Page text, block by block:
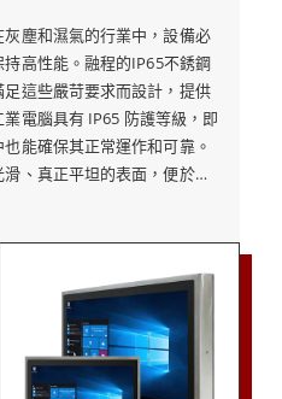
塵和濕氣的行業中，設備必
高性能。融程的IP65不銹鋼
這些嚴苛要求而設計，提供
電腦具有 IP65 防護等級，即
能確保其正常運作和可靠。
、真正平坦的表面，便於清
術也能提供可靠的交互，從
外，M12 連接器的加入確保
系統和超低功耗有助於設備
能組合使 融程的IP65不銹鋼
於各種工業應用的多功能、